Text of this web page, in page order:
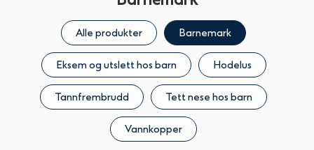
Alle produkter Barnemark
Eksem og utslett hos barn Hodelus
Tannfrembrudd Tett nese hos barn
Vannkopper